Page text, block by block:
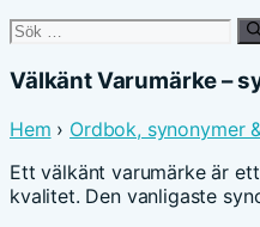
Sök
Välkänt Varumärke –
Hem › Ordbok, synonymer
Ett välkänt varumärke är
kvalitet. Den vanligaste